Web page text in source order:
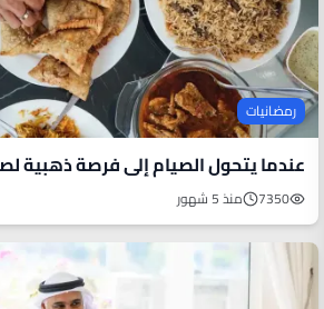
رمضانيات
عندما يتحول الصيام إلى فرصة ذهبية
7350 منذ 5 شهور